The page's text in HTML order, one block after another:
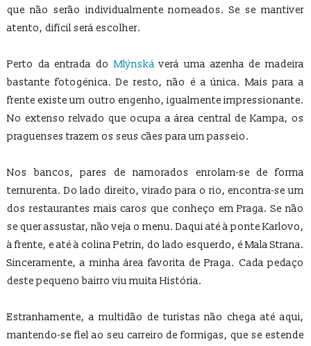
que não serão individualmente nomeados. Se se mantiver
atento, difícil será escolher.
Perto da entrada do Mlýnská verá uma azenha de madeira
bastante fotogénica. De resto, não é a única. Mais para a
frente existe um outro engenho, igualmente impressionante.
No extenso relvado que ocupa a área central de Kampa, os
praguenses trazem os seus cães para um passeio.
Nos bancos, pares de namorados enrolam-se de forma
ternurenta. Do lado direito, virado para o rio, encontra-se um
dos restaurantes mais caros que conheço em Praga. Se não
se quer assustar, não veja o menu. Daqui até à ponte Karlovo,
à frente, e até à colina Petrin, do lado esquerdo, é Mala Strana.
Sinceramente, a minha área favorita de Praga. Cada pedaço
deste pequeno bairro viu muita História.
Estranhamente, a multidão de turistas não chega até aqui,
mantendo-se fiel ao seu carreiro de formigas, que se estende